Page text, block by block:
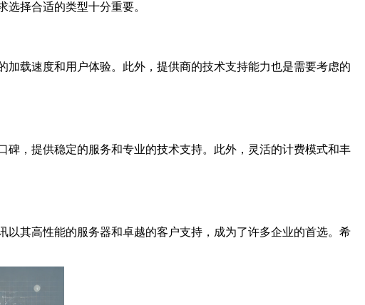
择合适的类型十分重要。
载速度和用户体验。此外，提供商的技术支持能力也是需要考虑的
，提供稳定的服务和专业的技术支持。此外，灵活的计费模式和丰
以其高性能的服务器和卓越的客户支持，成为了许多企业的首选。希